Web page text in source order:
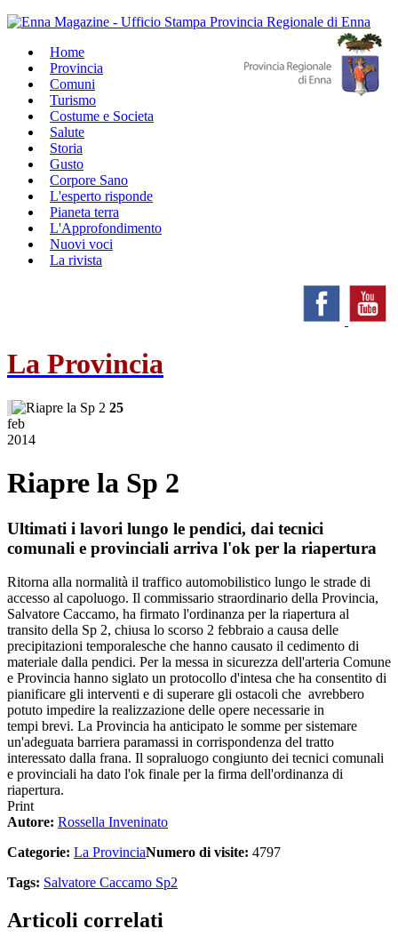
Home
Provincia
Comuni
Turismo
Costume e Societa
Salute
Storia
Gusto
Corpore Sano
L'esperto risponde
Pianeta terra
L'Approfondimento
Nuovi voci
La rivista
La Provincia
25
feb
2014
Riapre la Sp 2
Ultimati i lavori lungo le pendici, dai tecnici
comunali e provinciali arriva l'ok per la riapertura
Ritorna alla normalità il traffico automobilistico lungo le strade di
accesso al capoluogo. Il commissario straordinario della Provincia,
Salvatore Caccamo, ha firmato l'ordinanza per la riapertura al
transito della Sp 2, chiusa lo scorso 2 febbraio a causa delle
precipitazioni temporalesche che hanno causato il cedimento di
materiale dalla pendici. Per la messa in sicurezza dell'arteria Comune
e Provincia hanno siglato un protocollo d'intesa che ha consentito di
pianificare gli interventi e di superare gli ostacoli che avrebbero
potuto impedire la realizzazione delle opere necessarie in
tempi brevi. La Provincia ha anticipato le somme per sistemare
un'adeguata barriera paramassi in corrispondenza del tratto
interessato dalla frana. Il sopraluogo congiunto dei tecnici comunali
e provinciali ha dato l'ok finale per la firma dell'ordinanza di
riapertura.
Print
Autore: Rossella Inveninato
Categorie: La ProvinciaNumero di visite: 4797
Tags: Salvatore Caccamo Sp2
Articoli correlati